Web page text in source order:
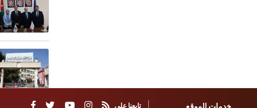
خدمات الموقع تابعنا على